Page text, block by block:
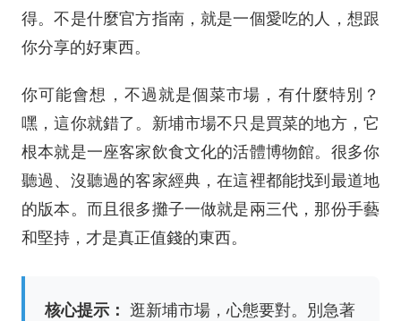
得。不是什麼官方指南，就是一個愛吃的人，想跟
你分享的好東西。
你可能會想，不過就是個菜市場，有什麼特別？
嘿，這你就錯了。新埔市場不只是買菜的地方，它
根本就是一座客家飲食文化的活體博物館。很多你
聽過、沒聽過的客家經典，在這裡都能找到最道地
的版本。而且很多攤子一做就是兩三代，那份手藝
和堅持，才是真正值錢的東西。
核心提示： 逛新埔市場，心態要對。別急著